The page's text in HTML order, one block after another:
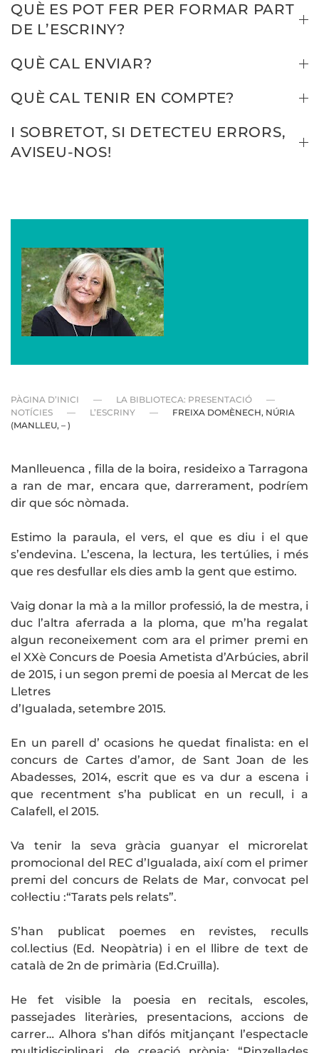
QUÈ ES POT FER PER FORMAR PART
DE L’ESCRINY?
QUÈ CAL ENVIAR?
QUÈ CAL TENIR EN COMPTE?
I SOBRETOT, SI DETECTEU ERRORS,
AVISEU-NOS!
PÀGINA D’INICI
LA BIBLIOTECA: PRESENTACIÓ
NOTÍCIES
L’ESCRINY
FREIXA DOMÈNECH, NÚRIA
(MANLLEU, – )
Manlleuenca , filla de la boira, resideixo a Tarragona
a ran de mar, encara que, darrerament, podríem
dir que sóc nòmada.
Estimo la paraula, el vers, el que es diu i el que
s’endevina. L’escena, la lectura, les tertúlies, i més
que res desfullar els dies amb la gent que estimo.
Vaig donar la mà a la millor professió, la de mestra, i
duc l’altra aferrada a la ploma, que m’ha regalat
algun reconeixement com ara el primer premi en
el XXè Concurs de Poesia Ametista d’Arbúcies, abril
de 2015, i un segon premi de poesia al Mercat de les
Lletres
d’Igualada, setembre 2015.
En un parell d’ocasions he quedat finalista: en el
concurs de Cartes d’amor, de Sant Joan de les
Abadesses, 2014, escrit que es va dur a escena i
que recentment s’ha publicat en un recull, i a
Calafell, el 2015.
Va tenir la seva gràcia guanyar el microrelat
promocional del REC d’Igualada, així com el primer
premi del concurs de Relats de Mar, convocat pel
col·lectiu :“Tarats pels relats”.
S’han publicat poemes en revistes, reculls
col.lectius (Ed. Neopàtria) i en el llibre de text de
català de 2n de primària (Ed.Cruïlla).
He fet visible la poesia en recitals, escoles,
passejades literàries, presentacions, accions de
carrer… Alhora s’han difós mitjançant l’espectacle